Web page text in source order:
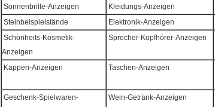
Sonnenbrille-Anzeigen
Kleidungs-Anzeigen
Steinbeispielstände
Elektronik-Anzeigen
Schönheits-Kosmetik-
Anzeigen
Sprecher-Kopfhörer-Anzeigen
Kappen-Anzeigen Taschen-Anzeigen
Geschenk-Spielwaren-
Wein-Getränk-Anzeigen